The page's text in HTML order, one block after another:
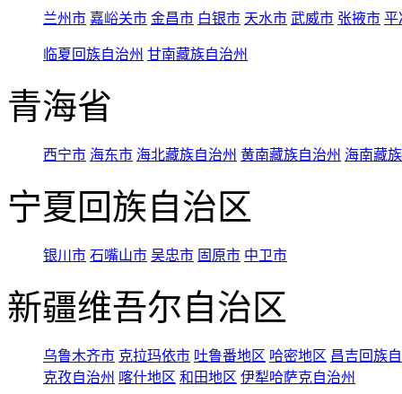
兰州市 嘉峪关市 金昌市 白银市 天水市 武威市 张掖市 平
临夏回族自治州 甘南藏族自治州
青海省
西宁市 海东市 海北藏族自治州 黄南藏族自治州 海南藏
宁夏回族自治区
银川市 石嘴山市 吴忠市 固原市 中卫市
新疆维吾尔自治区
乌鲁木齐市 克拉玛依市 吐鲁番地区 哈密地区 昌吉回族
克孜自治州 喀什地区 和田地区 伊犁哈萨克自治州